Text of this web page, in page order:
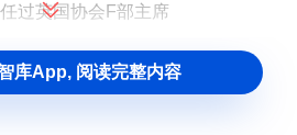
英国协会F部主席
过皇家经济学会会长，并曾荣获
士和曼彻斯特大学名誉文学博士的
库App, 阅读完整内容